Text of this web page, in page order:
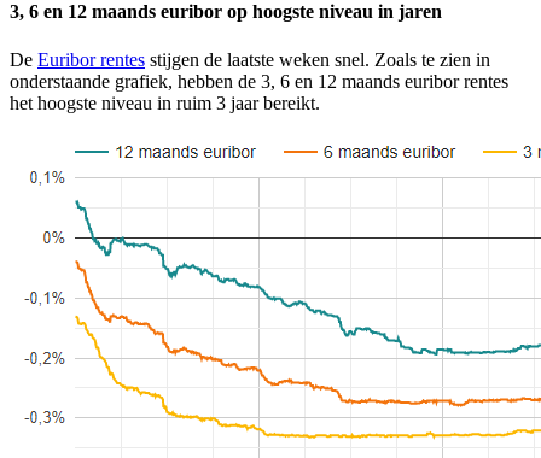
3, 6 en 12 maands euribor op hoogste niveau in jaren
De Euribor rentes stijgen de laatste weken snel. Zoals te zien in
onderstaande grafiek, hebben de 3, 6 en 12 maands euribor rentes
het hoogste niveau in ruim 3 jaar bereikt.